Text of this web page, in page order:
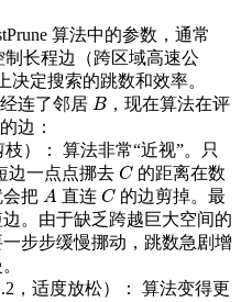
算法中的参数，通常
长程边（跨区域高速公
决定搜索的跳数和效率。
连了邻居 B
B ，现在算法在评
的边：
）： 算法非常“近视”。只
边一点点挪去C
C 的距离在数
把 A
A 直连C
C 的边剪掉。最
。由于缺乏跨越巨大空间的
步步缓慢挪动，跳数急剧增
，适度放松）： 算法变得更